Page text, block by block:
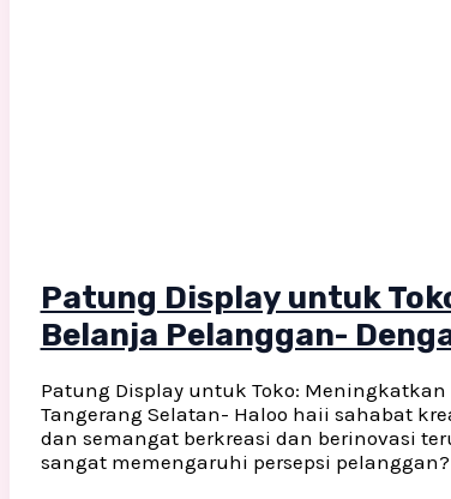
Patung Display untuk
Belanja Pelanggan-
Patung Display untuk Toko:
Tangerang Selatan- Haloo haii sahabat
dan semangat berkreasi dan berinovasi
sangat memengaruhi persepsi